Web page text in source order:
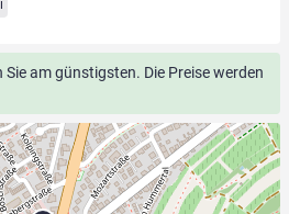
am günstigsten. Die Preise werden